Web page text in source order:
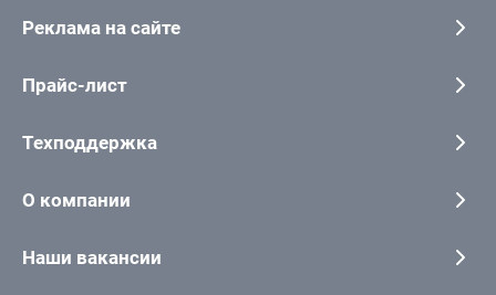
Реклама на сайте
Прайс-лист
Техподдержка
О компании
Наши вакансии